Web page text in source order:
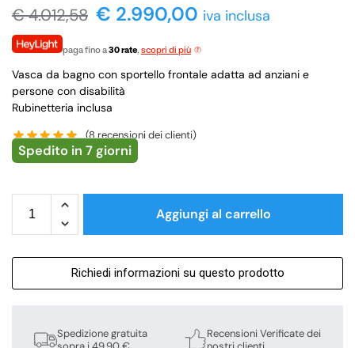
€4.012,58 € 2.990,00 iva inclusa
paga fino a30 rate, scopri di più
Vasca da bagno con sportello frontale adatta ad anziani e
persone con disabilità
Rubinetteria inclusa
(8recensioni dei clienti)
Spedito in 7 giorni
Aggiungi al carrello
Richiedi informazioni su questo prodotto
Spedizione gratuita
Recensioni Verificate dei